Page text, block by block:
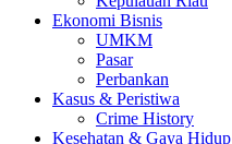
Ekonomi Bisnis
UMKM
Pasar
Perbankan
Kasus & Peristiwa
Crime History
Kesehatan & Gaya Hidup